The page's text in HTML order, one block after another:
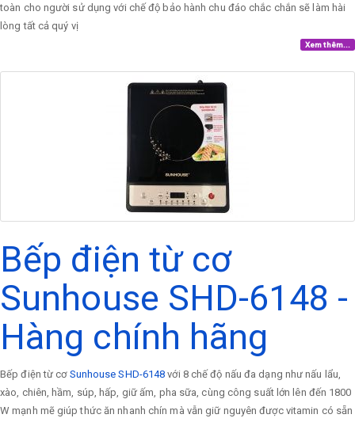
toàn cho người sử dụng với chế độ bảo hành chu đáo chắc chắn sẽ làm hài
lòng tất cả quý vị
Xem thêm...
Bếp điện từ cơ
Sunhouse SHD-6148 -
Hàng chính hãng
Bếp điện từ cơ Sunhouse SHD-6148với 8 chế độ nấu đa dạng như nấu lẩu,
xào, chiên, hầm, súp, hấp, giữ ấm, pha sữa, cùng công suất lớn lên đến 1800
W mạnh mẽ giúp thức ăn nhanh chín mà vẫn giữ nguyên được vitamin có sẵn